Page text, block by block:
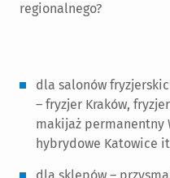
regionalnego?
dla salonów
– fryzjer Kraków,
makijaż permanentny
hybrydowe Katowice